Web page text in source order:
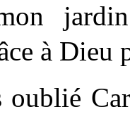
à Dieu
oublié